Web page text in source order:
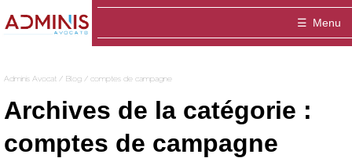
Adminis
Menu
ADMINIS Avocats est un cabinet dédié
Domaines
Adminis Avocat / Blog / comptes de campagne
Archives de la catégorie :
comptes de campagne